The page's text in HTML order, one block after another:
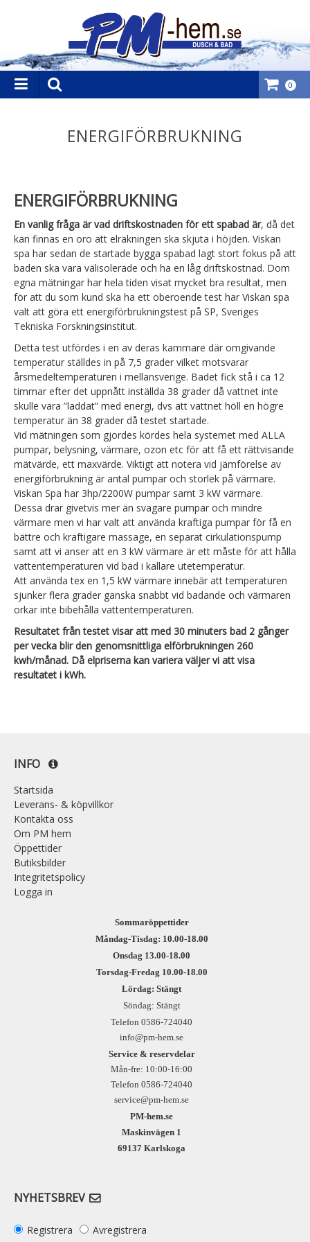
0
ENERGIFÖRBRUKNING
ENERGIFÖRBRUKNING
En vanlig fråga är vad driftskostnaden för ett spabad är, då det
kan finnas en oro att elräkningen ska skjuta i höjden. Viskan
spa har sedan de startade bygga spabad lagt stort fokus på att
baden ska vara välisolerade och ha en låg driftskostnad. Dom
egna mätningar har hela tiden visat mycket bra resultat, men
för att du som kund ska ha ett oberoende test har Viskan spa
valt att göra ett energiförbrukningstest på SP, Sveriges
Tekniska Forskningsinstitut.
Detta test utfördes i en av deras kammare där omgivande
temperatur ställdes in på 7,5 grader vilket motsvarar
årsmedeltemperaturen i mellansverige. Badet fick stå i ca 12
timmar efter det uppnått inställda 38 grader då vattnet inte
skulle vara ”laddat” med energi, dvs att vattnet höll en högre
temperatur än 38 grader då testet startade.
Vid mätningen som gjordes kördes hela systemet med ALLA
pumpar, belysning, värmare, ozon etc för att få ett rättvisande
mätvärde, ett maxvärde. Viktigt att notera vid jämförelse av
energiförbrukning är antal pumpar och storlek på värmare.
Viskan Spa har 3hp/2200W pumpar samt 3 kW värmare.
Dessa drar givetvis mer än svagare pumpar och mindre
värmare men vi har valt att använda kraftiga pumpar för få en
bättre och kraftigare massage, en separat cirkulationspump
samt att vi anser att en 3 kW värmare är ett måste för att hålla
vattentemperaturen vid bad i kallare utetemperatur.
Att använda tex en 1,5 kW värmare innebär att temperaturen
sjunker flera grader ganska snabbt vid badande och värmaren
orkar inte bibehålla vattentemperaturen.
Resultatet från testet visar att med 30 minuters bad 2 gånger
per vecka blir den genomsnittliga elförbrukningen 260
kwh/månad. Då elpriserna kan variera väljer vi att visa
resultatet i kWh.
INFO
Startsida
Leverans- & köpvillkor
Kontakta oss
Om PM hem
Öppettider
Butiksbilder
Integritetspolicy
Logga in
Sommaröppettider
Måndag-Tisdag: 10.00-18.00
Onsdag 13.00-18.00
Torsdag-Fredag 10.00-18.00
Lördag: Stängt
Söndag: Stängt
Telefon 0586-724040
info@pm-hem.se
Service & reservdelar
Mån-fre: 10:00-16:00
Telefon 0586-724040
service@pm-hem.se
PM-hem.se
Maskinvägen 1
69137 Karlskoga
NYHETSBREV
Registrera Avregistrera